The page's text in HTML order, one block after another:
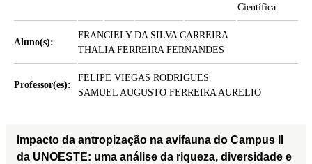
Científica
Aluno(s):
FRANCIELY DA SILVA CARREIRA
THALIA FERREIRA FERNANDES
Professor(es):
FELIPE VIEGAS RODRIGUES
SAMUEL AUGUSTO FERREIRA AURELIO
Impacto da antropização na avifauna do Campus II
da UNOESTE: uma análise da riqueza, diversidade e